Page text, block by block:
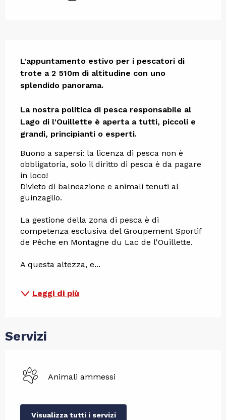
L'appuntamento estivo per i pescatori di
trote a 2 510m di altitudine con uno
splendido panorama.
La nostra politica di pesca responsabile al
Lago di l'Ouillette è aperta a tutti, piccoli e
grandi, principianti o esperti.
Buono a sapersi: la licenza di pesca non è
obbligatoria, solo il diritto di pesca è da pagare
in loco!
Divieto di balneazione e animali tenuti al
guinzaglio.
La gestione della zona di pesca è di
competenza esclusiva del Groupement Sportif
de Pêche en Montagne du Lac de l'Ouillette.
A questa altezza, e...
Leggi di più
Servizi
Animali ammessi
Visualizza tutti i servizi